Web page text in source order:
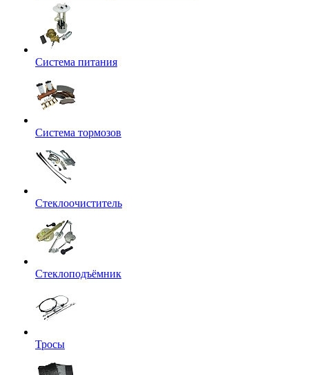
Система питания
Система тормозов
Стеклоочиститель
Стеклоподъёмник
Тросы